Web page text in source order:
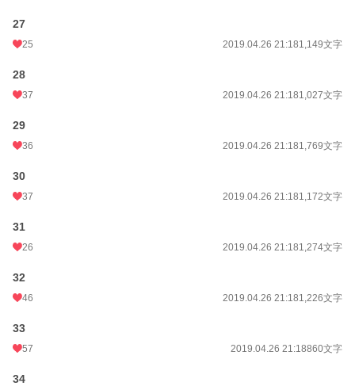
27
25 2019.04.26 21:181,149文字
28
37 2019.04.26 21:181,027文字
29
36 2019.04.26 21:181,769文字
30
37 2019.04.26 21:181,172文字
31
26 2019.04.26 21:181,274文字
32
46 2019.04.26 21:181,226文字
33
57 2019.04.26 21:18860文字
34